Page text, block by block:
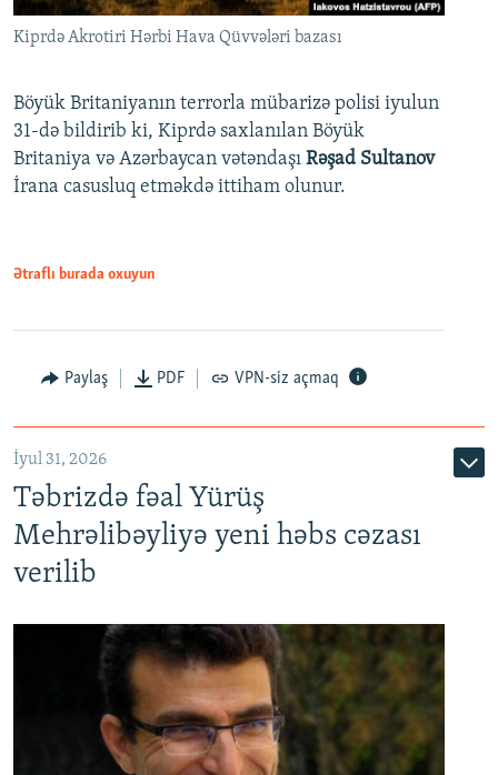
Kiprdə Akrotiri Hərbi Hava Qüvvələri bazası
Böyük Britaniyanın terrorla mübarizə polisi iyulun
31-də bildirib ki, Kiprdə saxlanılan Böyük
Britaniya və Azərbaycan vətəndaşı Rəşad Sultanov
İrana casusluq etməkdə ittiham olunur.
Ətraflı burada oxuyun
Paylaş PDF VPN-siz açmaq
İyul 31, 2026
Təbrizdə fəal Yürüş
Mehrəlibəyliyə yeni həbs cəzası
verilib